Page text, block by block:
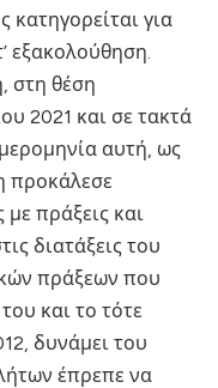
κατηγορείται για
εξακολούθηση.
στη θέση
2021 και σε τακτά
αυτή, ως
προκάλεσε
πράξεις και
διατάξεις του
πράξεων που
και το τότε
δυνάμει του
έπρεπε να